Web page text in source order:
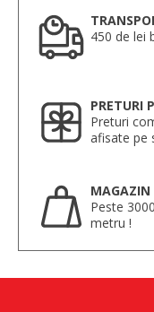
450 de lei
PRETURI
Preturi
afisate pe
MAGAZIN
Peste
metru !